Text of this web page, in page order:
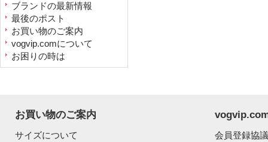
ブランドの最新情報
最後のポスト
お買い物のご案内
vogvip.comについて
お困りの時は
お買い物のご案内
サイズについて
会員登録協